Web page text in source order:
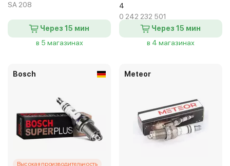
SA 208
Через 15 мин
в 5 магазинах
4
0 242 232 501
Через 15 мин
в 4 магазинах
Bosch
Высокая производительность
Meteor